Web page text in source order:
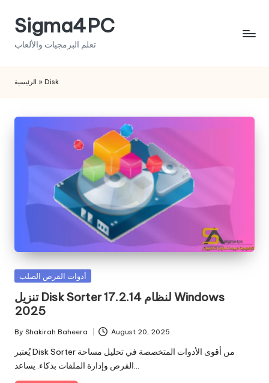
SkipSigma4PC
تعلم البرمجيات والألعاب
الرئيسية » Disk
Posted
أدوات القرص الصلب
تنزيل Disk Sorter 17.2.14 لنظام Windows
2025
Posted
by
By Shakirah Baheera August 20, 2025
يُعتبر Disk Sorter من أقوى الأدوات المتخصصة في تحليل مساحة
القرص وإدارة الملفات بذكاء. يساعد…